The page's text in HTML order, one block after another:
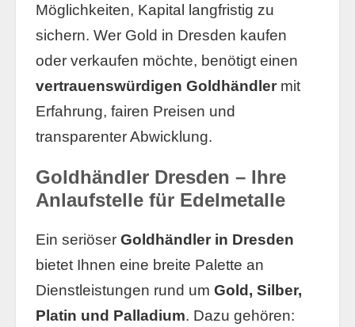
Möglichkeiten, Kapital langfristig zu
sichern. Wer Gold in Dresden kaufen
oder verkaufen möchte, benötigt einen
vertrauenswürdigen Goldhändler mit
Erfahrung, fairen Preisen und
transparenter Abwicklung.
Goldhändler Dresden – Ihre
Anlaufstelle für Edelmetalle
Ein seriöser Goldhändler in Dresden
bietet Ihnen eine breite Palette an
Dienstleistungen rund um Gold, Silber,
Platin und Palladium. Dazu gehören: